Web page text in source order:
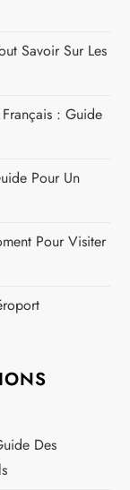
Savoir Sur Les
: Guide
Pour Un
Pour Visiter
Des